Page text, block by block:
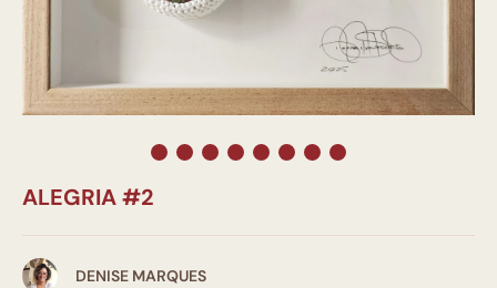
ALEGRIA #2
DENISE MARQUES